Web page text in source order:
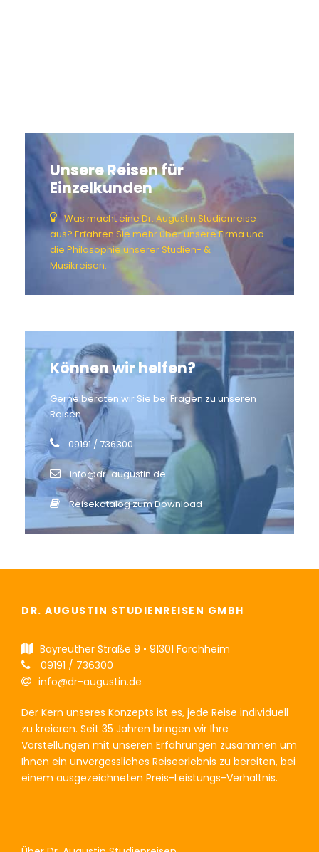
Unsere Reisen für
Einzelkunden
Was macht eine Dr. Augustin Studienreise
aus? Erfahren Sie mehr über unsere Firma und
die Philosophie unserer Studien- &
Musikreisen.
Können wir helfen?
Gerne beraten wir Sie bei Fragen zu unseren
Reisen.
09191 / 736300
info@dr-augustin.de
Reisekatalog zum Download
DR. AUGUSTIN STUDIENREISEN GMBH
Bayreuther Straße 9 • 91301 Forchheim
09191 / 736300
info@dr-augustin.de
Der Kern unseres Konzepts ist es, jede Reise individuell
zu kreieren. Seit 35 Jahren bringen wir Ihre
Vorstellungen mit unseren Erfahrungen zusammen um
Ihnen ein unvergessliches Reiseerlebnis zu bereiten, bei
einem ausgezeichneten Preis-Leistungs-Verhältnis.